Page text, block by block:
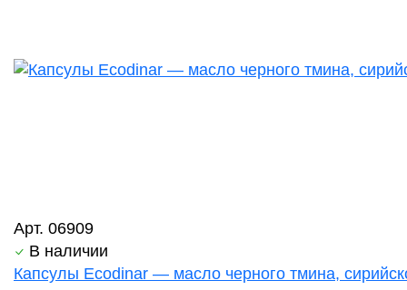
Арт. 06909
В наличии
Капсулы Ecodinar — масло черного тмина,